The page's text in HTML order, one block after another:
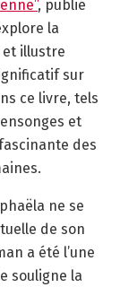
, publié
la
et illustre
sur
ce livre, tels
et
des
ne se
de son
a été l’une
souligne la